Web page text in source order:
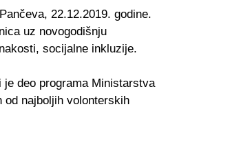
22.12.2019. godine.
uz novogodišnju
socijalne inkluzije.
deo programa Ministarstva
od najboljih volonterskih